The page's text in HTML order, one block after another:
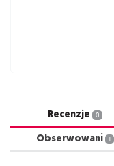
Recenzje 0
Obserwowani 1